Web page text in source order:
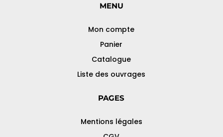
MENU
Mon compte
Panier
Catalogue
Liste des ouvrages
PAGES
Mentions légales